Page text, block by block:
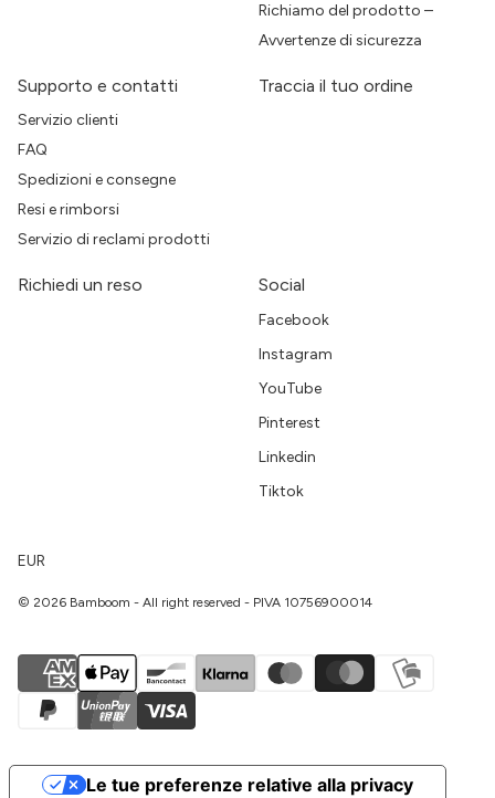
Richiamo del prodotto –
Avvertenze di sicurezza
Supporto e contatti
Servizio clienti
FAQ
Spedizioni e consegne
Resi e rimborsi
Servizio di reclami prodotti
Traccia il tuo ordine
Richiedi un reso Social
Facebook
Instagram
YouTube
Pinterest
Linkedin
Tiktok
EUR
© 2026 Bamboom - All right reserved - PIVA 10756900014
Le tue preferenze relative alla privacy